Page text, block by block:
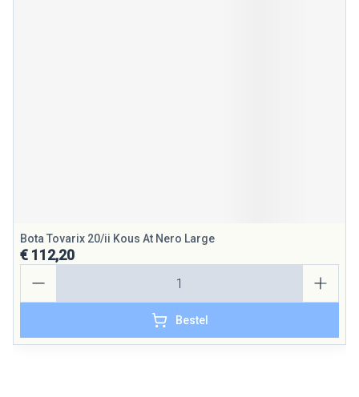
Bota Tovarix 20/ii Kous At Nero Large
€ 112,20
Bestel